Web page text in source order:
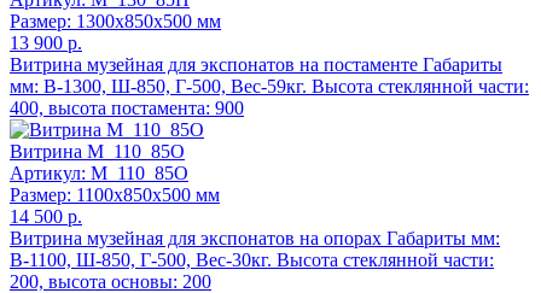
Размер: 1300x850x500 мм
13 900 р.
Витрина музейная для экспонатов на постаменте Габариты
мм: В-1300, Ш-850, Г-500, Вес-59кг. Высота стеклянной части:
400, высота постамента: 900
Витрина М_110_85О
Артикул: М_110_85О
Размер: 1100x850x500 мм
14 500 р.
Витрина музейная для экспонатов на опорах Габариты мм:
В-1100, Ш-850, Г-500, Вес-30кг. Высота стеклянной части:
200, высота основы: 200